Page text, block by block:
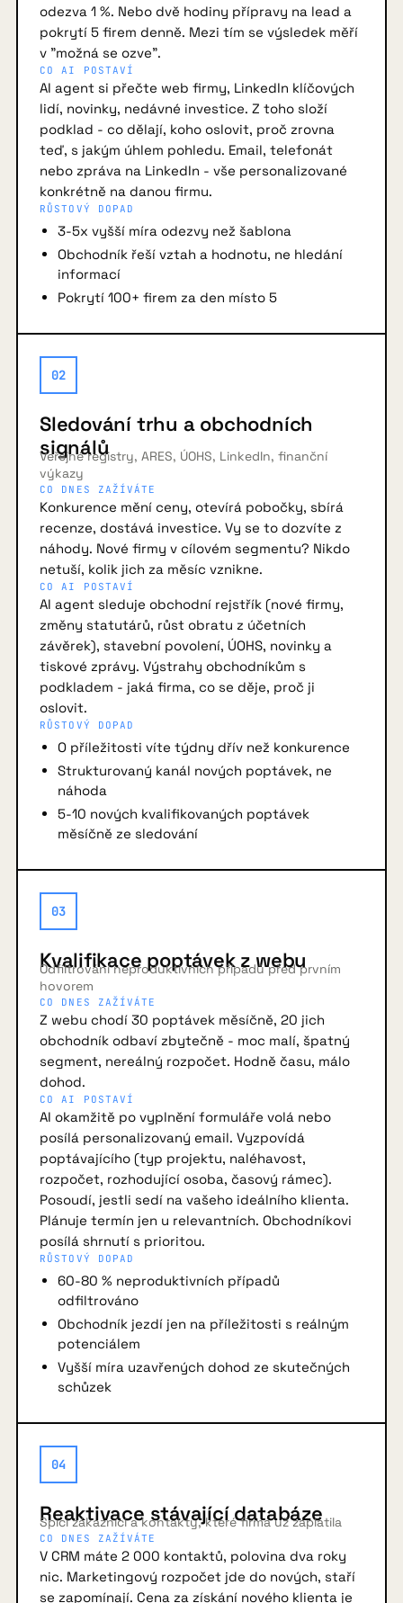
odezva 1 %. Nebo dvě hodiny přípravy na lead a
pokrytí 5 firem denně. Mezi tím se výsledek měří
v "možná se ozve".
CO AI POSTAVÍ
AI agent si přečte web firmy, LinkedIn klíčových
lidí, novinky, nedávné investice. Z toho složí
podklad - co dělají, koho oslovit, proč zrovna
teď, s jakým úhlem pohledu. Email, telefonát
nebo zpráva na LinkedIn - vše personalizované
konkrétně na danou firmu.
RŮSTOVÝ DOPAD
3-5x vyšší míra odezvy než šablona
Obchodník řeší vztah a hodnotu, ne hledání
informací
Pokrytí 100+ firem za den místo 5
02
Sledování trhu a obchodních
signálů
Veřejné registry, ARES, ÚOHS, LinkedIn, finanční
výkazy
CO DNES ZAŽÍVÁTE
Konkurence mění ceny, otevírá pobočky, sbírá
recenze, dostává investice. Vy se to dozvíte z
náhody. Nové firmy v cílovém segmentu? Nikdo
netuší, kolik jich za měsíc vznikne.
CO AI POSTAVÍ
AI agent sleduje obchodní rejstřík (nové firmy,
změny statutárů, růst obratu z účetních
závěrek), stavební povolení, ÚOHS, novinky a
tiskové zprávy. Výstrahy obchodníkům s
podkladem - jaká firma, co se děje, proč ji
oslovit.
RŮSTOVÝ DOPAD
O příležitosti víte týdny dřív než konkurence
Strukturovaný kanál nových poptávek, ne
náhoda
5-10 nových kvalifikovaných poptávek
měsíčně ze sledování
03
Kvalifikace poptávek z webu
Odfiltrování neproduktivních případů před prvním
hovorem
CO DNES ZAŽÍVÁTE
Z webu chodí 30 poptávek měsíčně, 20 jich
obchodník odbaví zbytečně - moc malí, špatný
segment, nereálný rozpočet. Hodně času, málo
dohod.
CO AI POSTAVÍ
AI okamžitě po vyplnění formuláře volá nebo
posílá personalizovaný email. Vyzpovídá
poptávajícího (typ projektu, naléhavost,
rozpočet, rozhodující osoba, časový rámec).
Posoudí, jestli sedí na vašeho ideálního klienta.
Plánuje termín jen u relevantních. Obchodníkovi
posílá shrnutí s prioritou.
RŮSTOVÝ DOPAD
60-80 % neproduktivních případů
odfiltrováno
Obchodník jezdí jen na příležitosti s reálným
potenciálem
Vyšší míra uzavřených dohod ze skutečných
schůzek
04
Reaktivace stávající databáze
Spící zákazníci a kontakty, které firma už zaplatila
CO DNES ZAŽÍVÁTE
V CRM máte 2 000 kontaktů, polovina dva roky
nic. Marketingový rozpočet jde do nových, staří
se zapomínají. Cena za získání nového klienta je